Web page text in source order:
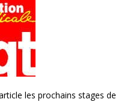
les prochains stages de